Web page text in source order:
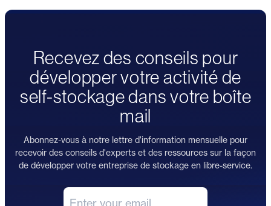
Recevez des conseils pour
développer votre activité de
self-stockage dans votre boîte
mail
Abonnez-vous à notre lettre d'information mensuelle pour
recevoir des conseils d'experts et des ressources sur la façon
de développer votre entreprise de stockage en libre-service.